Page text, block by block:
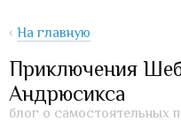
‹ На главную
Приключения
Андрюсикса
блог о самостоятельных